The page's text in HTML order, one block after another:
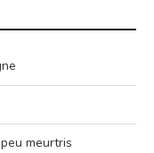
meurtris